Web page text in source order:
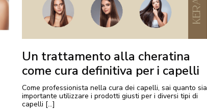
Un trattamento alla cheratina
come cura definitiva per i capelli
Come professionista nella cura dei capelli, sai quanto sia
importante utilizzare i prodotti giusti per i diversi tipi di
capelli […]